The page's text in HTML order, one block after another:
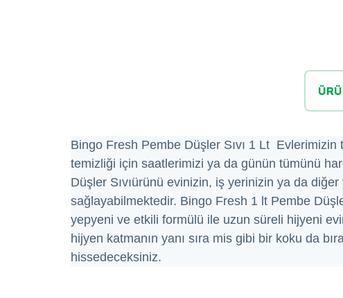
Bingo Fresh Pembe Düşler Sıvı 1 Lt
temizliği için saatlerimizi ya da günün tümünü
Düşler Sıvıürünü evinizin, iş yerinizin ya da
sağlayabilmektedir. Bingo Fresh 1 lt Pembe
yepyeni ve etkili formülü ile uzun süreli hijyeni
hijyen katmanın yanı sıra mis gibi bir koku da
hissedeceksiniz.